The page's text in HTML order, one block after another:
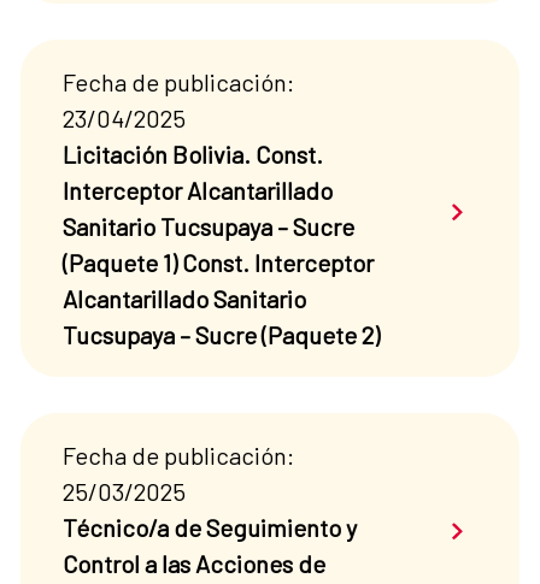
Fecha de publicación:
23/04/2025
Licitación Bolivia. Const.
Interceptor Alcantarillado
Sanitario Tucsupaya – Sucre
(Paquete 1) Const. Interceptor
Alcantarillado Sanitario
Tucsupaya – Sucre (Paquete 2)
Saber
Fecha de publicación:
25/03/2025
Técnico/a de Seguimiento y
Control a las Acciones de
Saber